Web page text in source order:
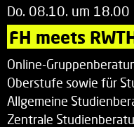
Do. 08.10. um 18.00
FH meets
Online-
Oberstufe sowie für
Allgemeine
Zentrale